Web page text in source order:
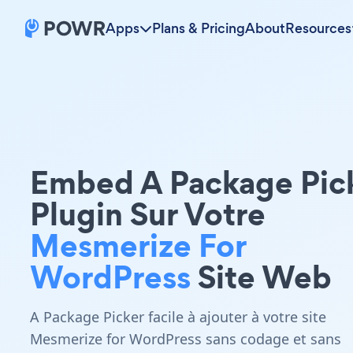
Apps Plans & PricingAboutResources
Embed A Package
Plugin Sur Votre
Mesmerize For
WordPressSite Web
A Package Picker facile à ajouter à votre site
Mesmerize for WordPress sans codage et sans